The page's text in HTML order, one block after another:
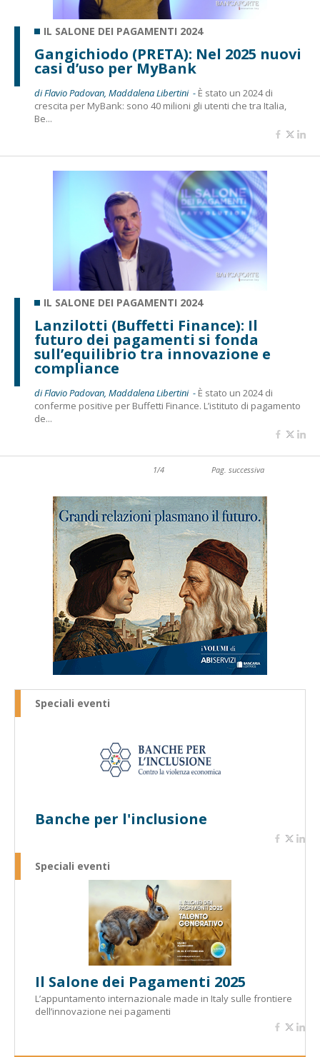
IL SALONE DEI PAGAMENTI 2024
Gangichiodo (PRETA): Nel 2025 nuovi
casi d’uso per MyBank
di Flavio Padovan, Maddalena Libertini - È stato un 2024 di
crescita per MyBank: sono 40 milioni gli utenti che tra Italia,
Be...
IL SALONE DEI PAGAMENTI 2024
Lanzilotti (Buffetti Finance): Il
futuro dei pagamenti si fonda
sull’equilibrio tra innovazione e
compliance
di Flavio Padovan, Maddalena Libertini - È stato un 2024 di
conferme positive per Buffetti Finance. L’istituto di pagamento
de...
1/4 Pag. successiva
Speciali eventi
Banche per l'inclusione
Speciali eventi
Il Salone dei Pagamenti 2025
L’appuntamento internazionale made in Italy sulle frontiere
dell’innovazione nei pagamenti